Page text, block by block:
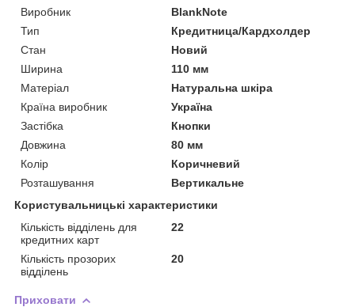
Виробник
BlankNote
Тип
Кредитница/Кардхолдер
Стан
Новий
Ширина
110 мм
Матеріал
Натуральна шкіра
Країна виробник
Україна
Застібка
Кнопки
Довжина
80 мм
Колір
Коричневий
Розташування
Вертикальне
Користувальницькі характеристики
Кількість відділень для
кредитних карт
22
Кількість прозорих
відділень
20
Приховати